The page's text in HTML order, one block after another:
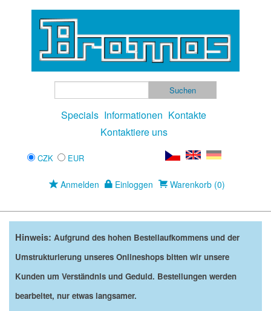
Specials Informationen Kontakte
Kontaktiere uns
CZK EUR
Anmelden Einloggen Warenkorb (0)
Hinweis: Aufgrund des hohen Bestellaufkommens und der
Umstrukturierung unseres Onlineshops bitten wir unsere
Kunden um Verständnis und Geduld. Bestellungen werden
bearbeitet, nur etwas langsamer.